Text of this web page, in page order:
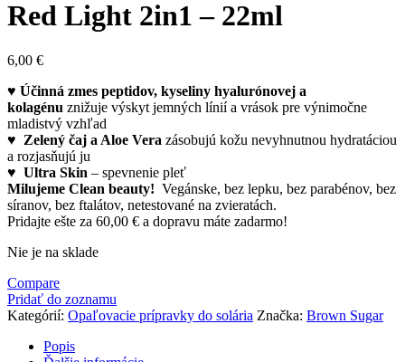
Red Light 2in1 – 22ml
6,00 €
♥ Účinná zmes peptidov, kyseliny hyalurónovej a
kolagénu znižuje výskyt jemných línií a vrások pre výnimočne
mladistvý vzhľad
♥ Zelený čaj a Aloe Vera zásobujú kožu nevyhnutnou hydratáciou
a rozjasňujú ju
♥ Ultra Skin – spevnenie pleť
Milujeme Clean beauty! Vegánske, bez lepku, bez parabénov, bez
síranov, bez ftalátov, netestované na zvieratách.
Pridajte ešte za 60,00 € a dopravu máte zadarmo!
Nie je na sklade
Compare
Pridať do zoznamu
Kategórií: Opaľovacie prípravky do solária Značka: Brown Sugar
Popis